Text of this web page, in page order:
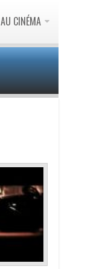
AU CINÉMA